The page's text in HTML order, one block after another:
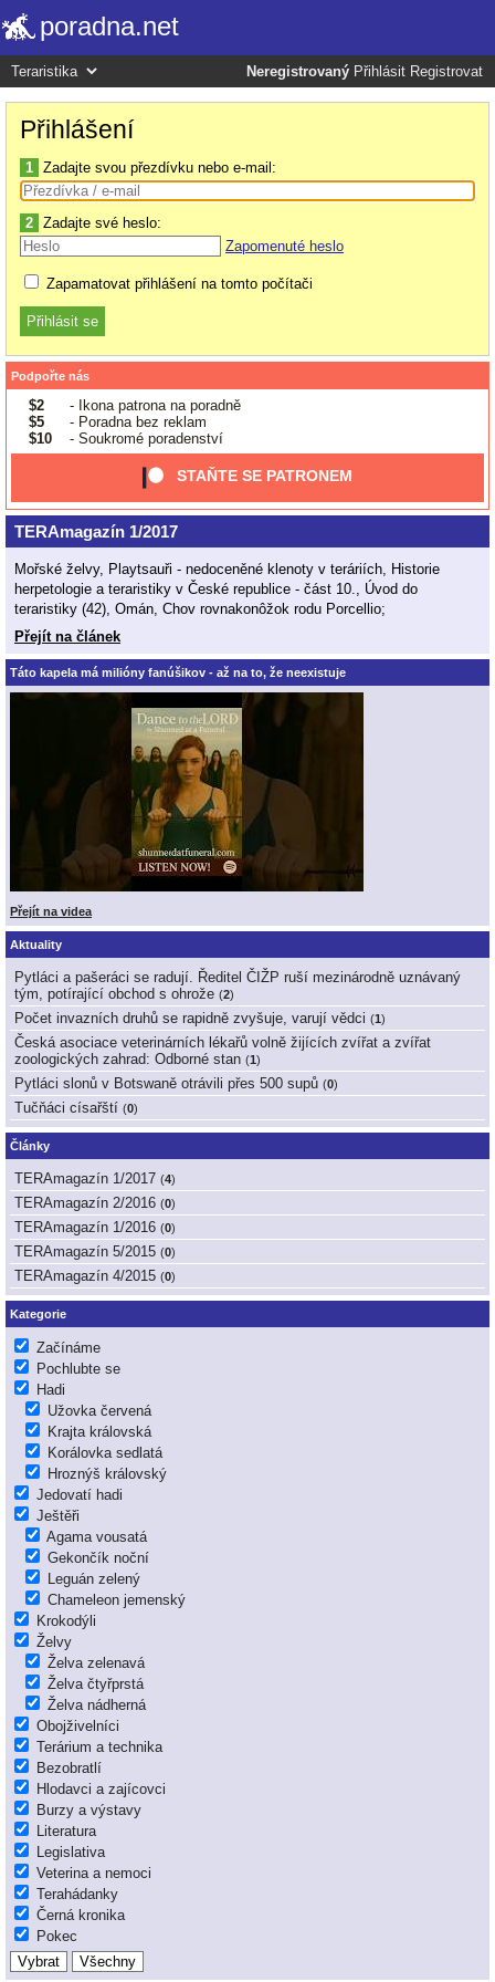
poradna.net
Neregistrovaný Přihlásit Registrovat
Přihlášení
1 Zadajte svou přezdívku nebo e-mail:
2 Zadajte své heslo:
Zapomenuté heslo
Zapamatovat přihlášení na tomto počítači
Podpořte nás
$2
- Ikona patrona na poradně
$5
- Poradna bez reklam
$10
- Soukromé poradenství
STAŇTE SE PATRONEM
TERAmagazín 1/2017
Mořské želvy, Playtsauři - nedoceněné klenoty v teráriích, Historie
herpetologie a teraristiky v České republice - část 10., Úvod do
teraristiky (42), Omán, Chov rovnakonôžok rodu Porcellio;
Přejít na článek
Táto kapela má milióny fanúšikov - až na to, že neexistuje
Přejít na videa
Aktuality
Pytláci a pašeráci se radují. Ředitel ČIŽP ruší mezinárodně uznávaný
tým, potírající obchod s ohrože (2)
Počet invazních druhů se rapidně zvyšuje, varují vědci (1)
Česká asociace veterinárních lékařů volně žijících zvířat a zvířat
zoologických zahrad: Odborné stan (1)
Pytláci slonů v Botswaně otrávili přes 500 supů (0)
Tučňáci císařští (0)
Články
TERAmagazín 1/2017 (4)
TERAmagazín 2/2016 (0)
TERAmagazín 1/2016 (0)
TERAmagazín 5/2015 (0)
TERAmagazín 4/2015 (0)
Kategorie
Začínáme
Pochlubte se
Hadi
Užovka červená
Krajta královská
Korálovka sedlatá
Hroznýš královský
Jedovatí hadi
Ještěři
Agama vousatá
Gekončík noční
Leguán zelený
Chameleon jemenský
Krokodýli
Želvy
Želva zelenavá
Želva čtyřprstá
Želva nádherná
Obojživelníci
Terárium a technika
Bezobratlí
Hlodavci a zajícovci
Burzy a výstavy
Literatura
Legislativa
Veterina a nemoci
Terahádanky
Černá kronika
Pokec